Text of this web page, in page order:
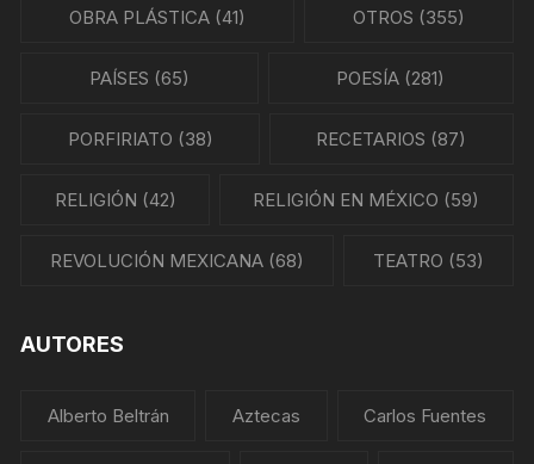
OBRA PLÁSTICA (41) OTROS (355)
PAÍSES (65) POESÍA (281)
PORFIRIATO (38) RECETARIOS (87)
RELIGIÓN (42) RELIGIÓN EN MÉXICO (59)
REVOLUCIÓN MEXICANA (68) TEATRO (53)
AUTORES
Alberto Beltrán Aztecas Carlos Fuentes